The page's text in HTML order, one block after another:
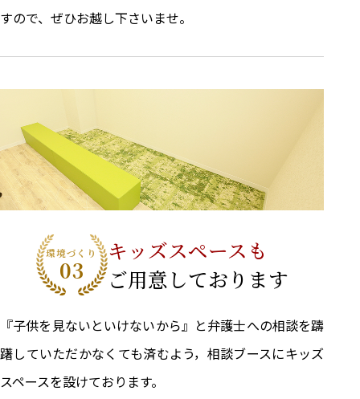
すので、ぜひお越し下さいませ。
環境づくり
03
キッズスペースも
ご用意しております
『子供を見ないといけないから』と弁護士への相談を躊
躇していただかなくても済むよう，相談ブースにキッズ
スペースを設けております。